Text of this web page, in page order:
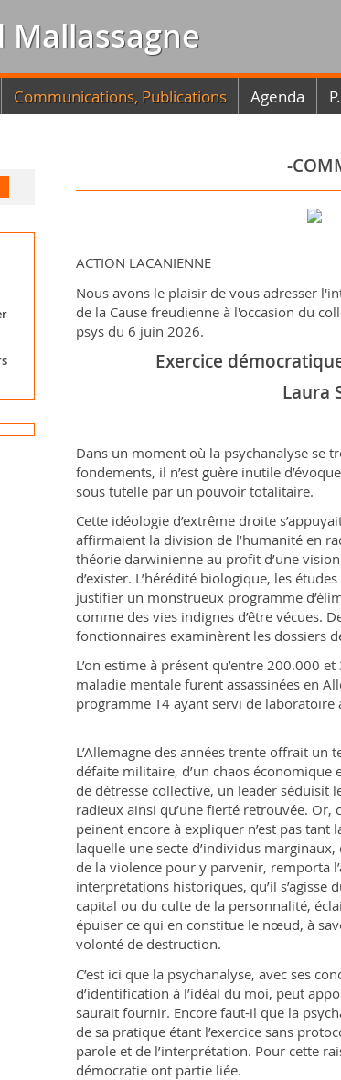
Mallassagne
Communications, Publications Agenda
-
ACTION LACANIENNE
Nous avons le plaisir de vous adresser
de la Cause freudienne à l'occasion du
psys du 6 juin 2026.
Exercice
Laura
Dans un moment où la psychanalyse se
fondements, il n’est guère inutile
sous tutelle par un pouvoir totalitaire.
Cette idéologie d’extrême droite
affirmaient la division de l’humanité en
théorie darwinienne au profit d’une
d’exister. L’hérédité biologique, les
justifier un monstrueux programme
comme des vies indignes d’être vécues.
fonctionnaires examinèrent les dossiers
L’on estime à présent qu’entre 200.000
maladie mentale furent assassinées en
programme T4 ayant servi de
L’Allemagne des années trente offrait un
défaite militaire, d’un chaos économique
de détresse collective, un leader séduisit
radieux ainsi qu’une fierté retrouvée.
peinent encore à expliquer n’est pas tant
laquelle une secte d’individus
de la violence pour y parvenir, remporta
interprétations historiques, qu’il s’agisse
capital ou du culte de la personnalité,
épuiser ce qui en constitue le nœud, à
volonté de destruction.
C’est ici que la psychanalyse, avec ses
d’identification à l’idéal du moi, peut
saurait fournir. Encore faut-il que la
de sa pratique étant l’exercice sans
parole et de l’interprétation. Pour cette
démocratie ont partie liée.